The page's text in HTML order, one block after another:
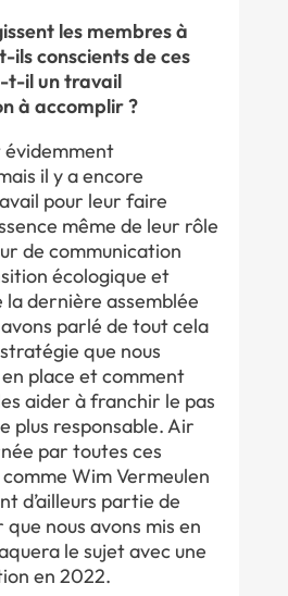
les membres à
ils conscients de ces
t-il un travail
à accomplir ?
il y a encore
pour leur faire
même de leur rôle
de communication
écologique et
la dernière assemblée
parlé de tout cela
que nous
place et comment
aider à franchir le pas
plus responsable. Air
par toutes ces
Wim Vermeulen
d’ailleurs partie de
nous avons mis en
le sujet avec une
en 2022.